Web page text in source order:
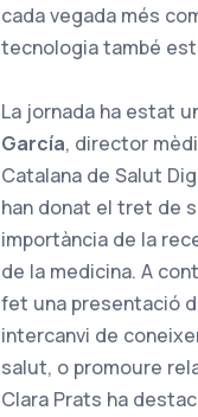
cada vegada més
tecnologia també
La jornada ha estat
García, director
Catalana de Salut
han donat el tret de
importància de la
de la medicina. A
fet una presentació
intercanvi de
salut, o promoure
Clara Prats ha